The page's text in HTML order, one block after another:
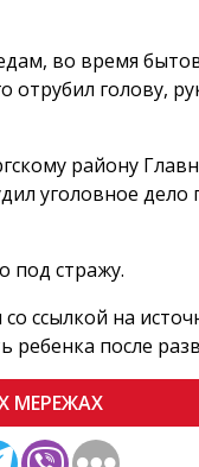
во время
отрубил голову,
району
уголовное
под стражу.
ссылкой на
ребенка после
МЕРЕЖАХ